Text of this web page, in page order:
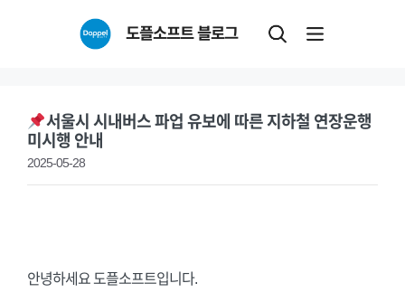
도플소프트 블로그
서울시 시내버스 파업 유보에 따른 지하철 연장운행
미시행 안내
2025-05-28
안녕하세요 도플소프트입니다.